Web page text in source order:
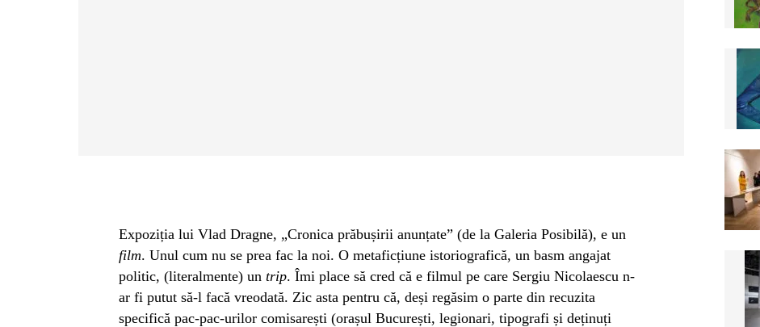
Expoziția lui Vlad Dragne, „Cronica prăbușirii anunțate” (de la Galeria Posibilă), e un
film. Unul cum nu se prea fac la noi. O metaficțiune istoriografică, un basm angajat
politic, (literalmente) un trip. Îmi place să cred că e filmul pe care Sergiu Nicolaescu n-
ar fi putut să-l facă vreodată. Zic asta pentru că, deși regăsim o parte din recuzita
specifică pac-pac-urilor comisarești (orașul București, legionari, tipografi și deținuți